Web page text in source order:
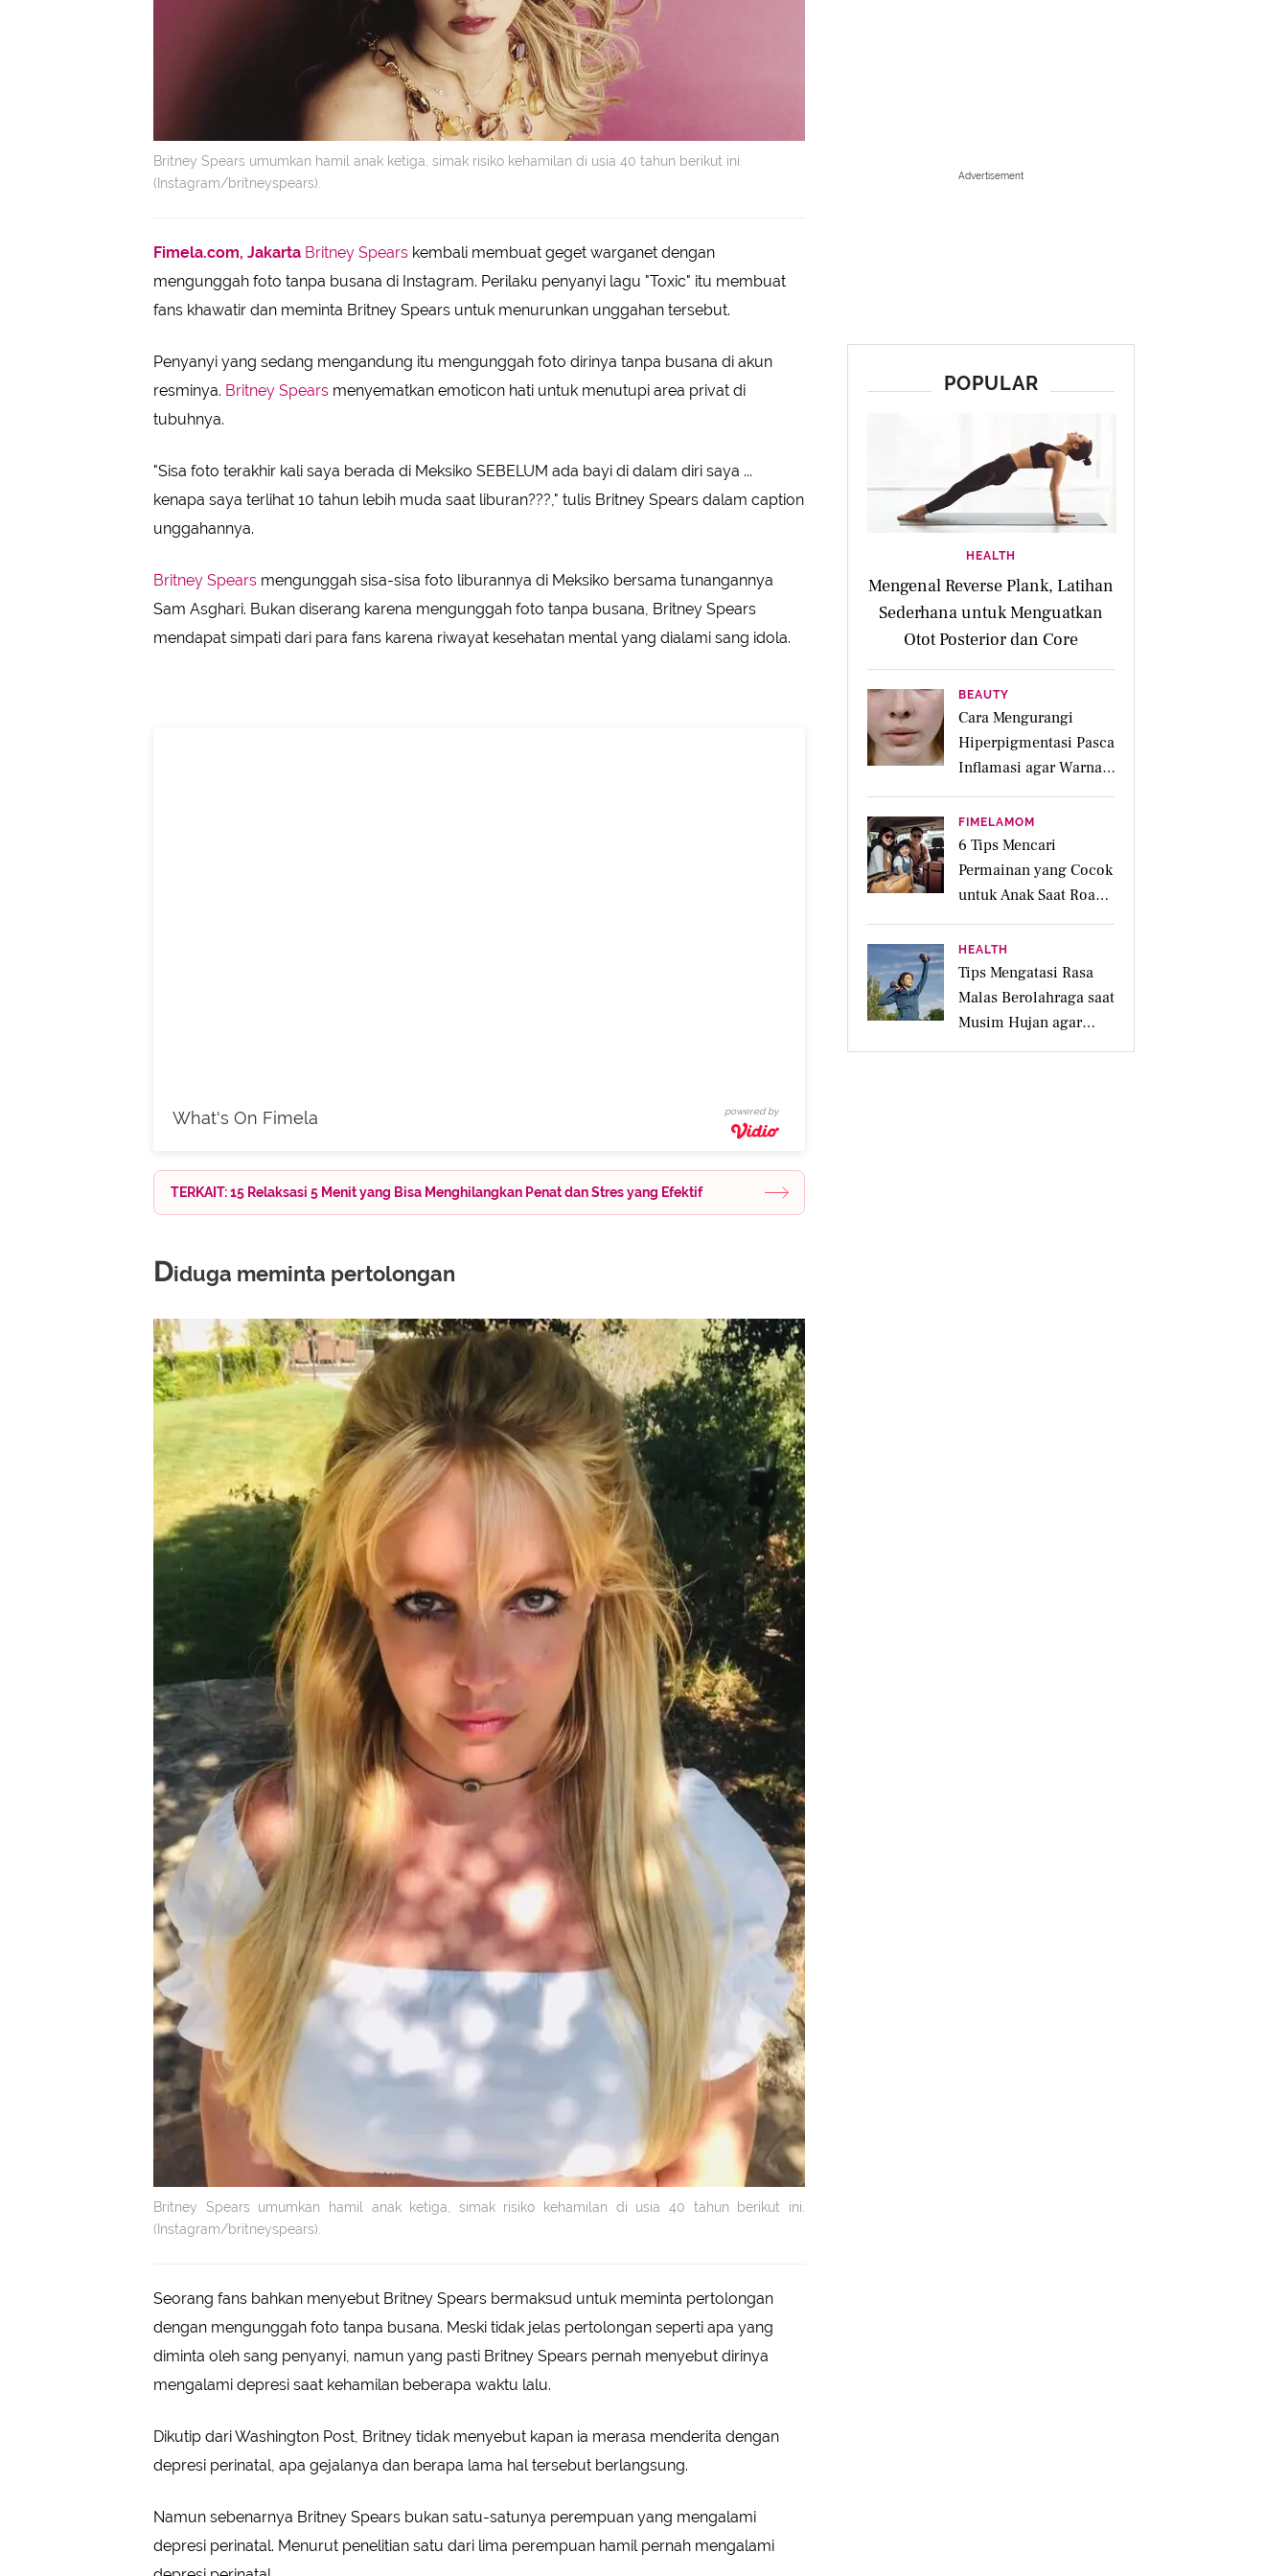
Britney Spears umumkan hamil anak ketiga, simak risiko kehamilan di usia 40 tahun berikut ini.
(Instagram/britneyspears).
Fimela.com, Jakarta Britney Spears kembali membuat geget warganet dengan
mengunggah foto tanpa busana di Instagram. Perilaku penyanyi lagu "Toxic" itu membuat
fans khawatir dan meminta Britney Spears untuk menurunkan unggahan tersebut.
Penyanyi yang sedang mengandung itu mengunggah foto dirinya tanpa busana di akun
resminya. Britney Spears menyematkan emoticon hati untuk menutupi area privat di
tubuhnya.
"Sisa foto terakhir kali saya berada di Meksiko SEBELUM ada bayi di dalam diri saya ...
kenapa saya terlihat 10 tahun lebih muda saat liburan???," tulis Britney Spears dalam caption
unggahannya.
Britney Spears mengunggah sisa-sisa foto liburannya di Meksiko bersama tunangannya
Sam Asghari. Bukan diserang karena mengunggah foto tanpa busana, Britney Spears
mendapat simpati dari para fans karena riwayat kesehatan mental yang dialami sang idola.
What's On Fimela powered by
TERKAIT: 15 Relaksasi 5 Menit yang Bisa Menghilangkan Penat dan Stres yang Efektif
Diduga meminta pertolongan
Britney Spears umumkan hamil anak ketiga, simak risiko kehamilan di usia 40 tahun berikut ini.
(Instagram/britneyspears).
Seorang fans bahkan menyebut Britney Spears bermaksud untuk meminta pertolongan
dengan mengunggah foto tanpa busana. Meski tidak jelas pertolongan seperti apa yang
diminta oleh sang penyanyi, namun yang pasti Britney Spears pernah menyebut dirinya
mengalami depresi saat kehamilan beberapa waktu lalu.
Dikutip dari Washington Post, Britney tidak menyebut kapan ia merasa menderita dengan
depresi perinatal, apa gejalanya dan berapa lama hal tersebut berlangsung.
Namun sebenarnya Britney Spears bukan satu-satunya perempuan yang mengalami
depresi perinatal. Menurut penelitian satu dari lima perempuan hamil pernah mengalami
Advertisement
POPULAR
HEALTH
Mengenal Reverse Plank, Latihan
Sederhana untuk Menguatkan
Otot Posterior dan Core
BEAUTY
Cara Mengurangi
Hiperpigmentasi Pasca
Inflamasi agar Warna
Kulit Lebih Merata
FIMELAMOM
6 Tips Mencari
Permainan yang Cocok
untuk Anak Saat Road
Trip Keluarga
HEALTH
Tips Mengatasi Rasa
Malas Berolahraga saat
Musim Hujan agar
Tubuh Tetap Aktif